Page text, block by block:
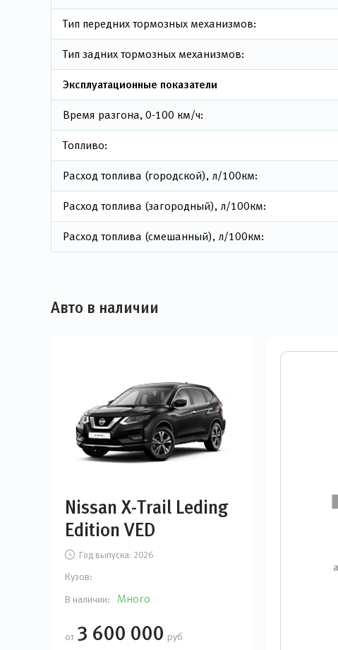
Тип передних тормозных механизмов:
Тип задних тормозных механизмов:
Эксплуатационные показатели
Время разгона, 0-100 км/ч:
Топливо:
Расход топлива (городской), л/100км:
Расход топлива (загородный), л/100км:
Расход топлива (смешанный), л/100км:
Авто в наличии
Nissan X-Trail Leding
Edition VED
Год выпуска: 2026
Кузов:
В наличии:
Много
от 3 600 000 руб